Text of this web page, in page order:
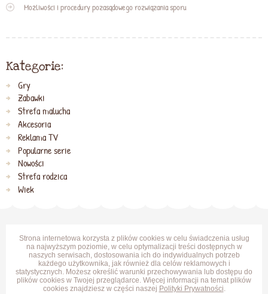
Możliwości i procedury pozasądowego rozwiązania sporu
Kategorie:
Gry
Zabawki
Strefa malucha
Akcesoria
Reklama TV
Popularne serie
Nowości
Strefa rodzica
Wiek
Strona internetowa korzysta z plików cookies w celu świadczenia usług
na najwyższym poziomie, w celu optymalizacji treści dostępnych w
naszych serwisach, dostosowania ich do indywidualnych potrzeb
każdego użytkownika, jak również dla celów reklamowych i
statystycznych. Możesz określić warunki przechowywania lub dostępu do
plików cookies w Twojej przeglądarce. Więcej informacji na temat plików
cookies znajdziesz w części naszej Polityki Prywatności.